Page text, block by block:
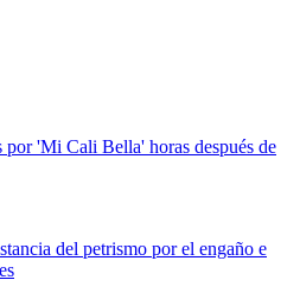
por 'Mi Cali Bella' horas después de
del petrismo por el engaño e